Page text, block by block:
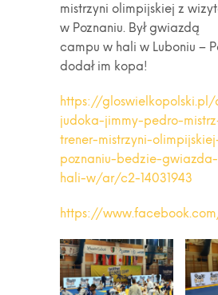
mistrzyni olimpijskiej z
w Poznaniu. Był gwiazdą
campu w hali w Luboniu –
dodał im kopa!
https://gloswielkopolski.pl/
judoka-jimmy-pedro-
trener-mistrzyni-
poznaniu-bedzie-
hali-w/ar/c2-14031943
https://